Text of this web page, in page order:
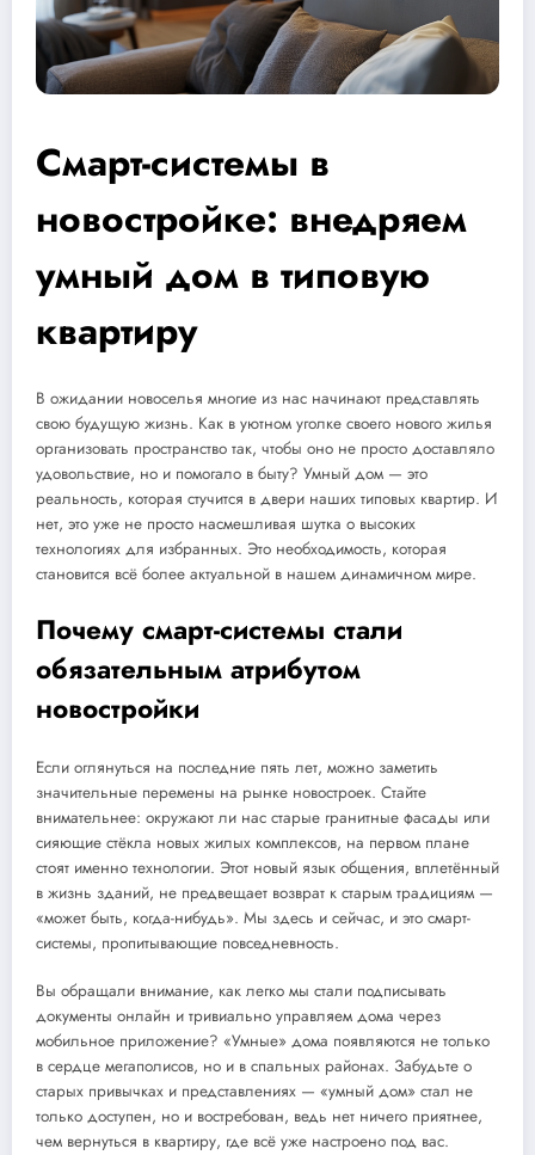
Смарт-системы в
новостройке: внедряем
умный дом в типовую
квартиру
В ожидании новоселья многие из нас начинают представлять
свою будущую жизнь. Как в уютном уголке своего нового жилья
организовать пространство так, чтобы оно не просто доставляло
удовольствие, но и помогало в быту? Умный дом — это
реальность, которая стучится в двери наших типовых квартир. И
нет, это уже не просто насмешливая шутка о высоких
технологиях для избранных. Это необходимость, которая
становится всё более актуальной в нашем динамичном мире.
Почему смарт-системы стали
обязательным атрибутом
новостройки
Если оглянуться на последние пять лет, можно заметить
значительные перемены на рынке новостроек. Стайте
внимательнее: окружают ли нас старые гранитные фасады или
сияющие стёкла новых жилых комплексов, на первом плане
стоят именно технологии. Этот новый язык общения, вплетённый
в жизнь зданий, не предвещает возврат к старым традициям —
«может быть, когда-нибудь». Мы здесь и сейчас, и это смарт-
системы, пропитывающие повседневность.
Вы обращали внимание, как легко мы стали подписывать
документы онлайн и тривиально управляем дома через
мобильное приложение? «Умные» дома появляются не только
в сердце мегаполисов, но и в спальных районах. Забудьте о
старых привычках и представлениях — «умный дом» стал не
только доступен, но и востребован, ведь нет ничего приятнее,
чем вернуться в квартиру, где всё уже настроено под вас.